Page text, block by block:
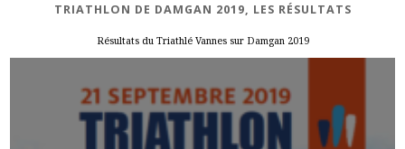
TRIATHLON DE DAMGAN 2019, LES RÉSULTATS
Résultats du Triathlé Vannes sur Damgan 2019